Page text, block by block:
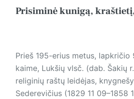
Prisiminė kunigą,
Prieš 195-erius metus, lapkričio
kaime, Lukšių vlsč. (dab. Šakių
religinių raštų leidėjas,
Sederevičius (1829 11 09–1858